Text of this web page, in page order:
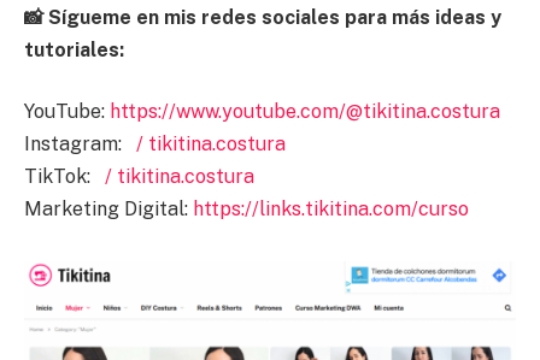
📸 Sígueme en mis redes sociales para más ideas y
tutoriales:
YouTube: https://www.youtube.com/@tikitina.costura
Instagram:
/ tikitina.costura
TikTok:
/ tikitina.costura
Marketing Digital: https://links.tikitina.com/curso